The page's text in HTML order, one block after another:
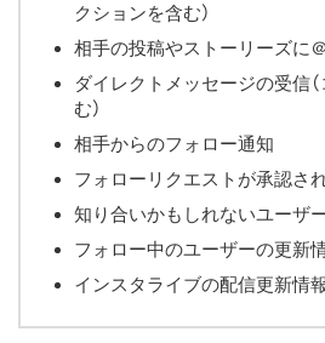
クションを含む）
相手の投稿やストーリーズに
ダイレクトメッセージの受信
む）
相手からのフォロー通知
フォローリクエストが承認さ
知り合いかもしれないユーザ
フォロー中のユーザーの更新
インスタライブの配信更新情